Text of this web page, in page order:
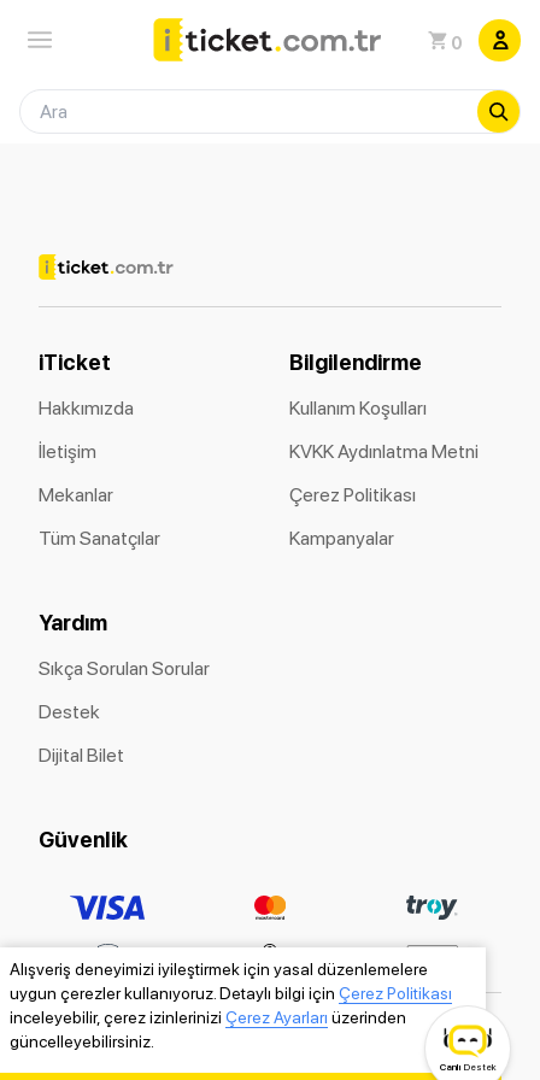
0
Alışveriş deneyimizi iyileştirmek için yasal düzenlemelere
uygun çerezler kullanıyoruz. Detaylı bilgi için Çerez Politikası
inceleyebilir, çerez izinlerinizi Çerez Ayarları üzerinden
güncelleyebilirsiniz.
iTicket
Hakkımızda
İletişim
Mekanlar
Tüm Sanatçılar
Bilgilendirme
Kullanım Koşulları
KVKK Aydınlatma Metni
Çerez Politikası
Kampanyalar
Yardım
Sıkça Sorulan Sorular
Destek
Dijital Bilet
Güvenlik
Canlı Destek